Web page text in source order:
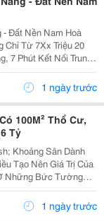
- Đất Nền Nam Hoà
Từ 7Xx Triệu 20
7 Phút Kết Nối Trung
Còn "Mềm", Cơ Hội
Giá Thật1 ngày trước
100M² Thổ Cư,
Tỷ
Khoảng Sân Dành
Những Bức Tường
Sân Đủ Rộng Để
Buổi Bbq Cuối
1 ngày trước